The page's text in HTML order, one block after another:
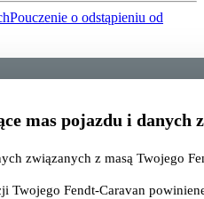
Pouczenie o odstąpieniu od
mas pojazdu i danych
związanych z masą Twojego
Twojego Fendt-Caravan